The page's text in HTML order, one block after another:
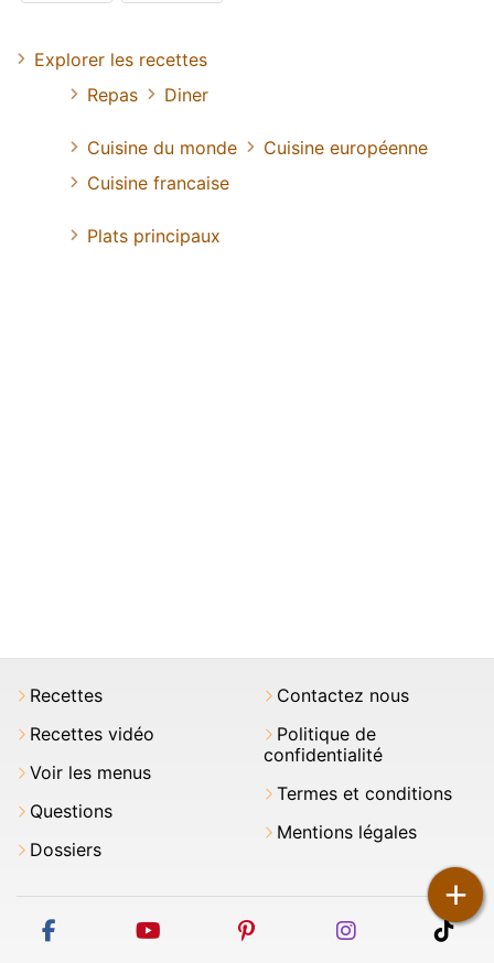
+
Explorer les recettes
Repas
Diner
Cuisine du monde
Cuisine européenne
Cuisine francaise
Plats principaux
Recettes
Recettes vidéo
Voir les menus
Questions
Dossiers
Contactez nous
Politique de
confidentialité
Termes et conditions
Mentions légales
facebook youtube pinterest instagram